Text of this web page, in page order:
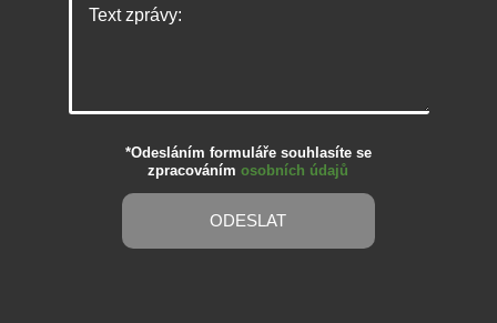
*Odesláním formuláře souhlasíte se
zpracovánímosobních údajů
ODESLAT